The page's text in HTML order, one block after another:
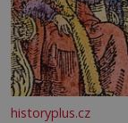
historyplus.cz